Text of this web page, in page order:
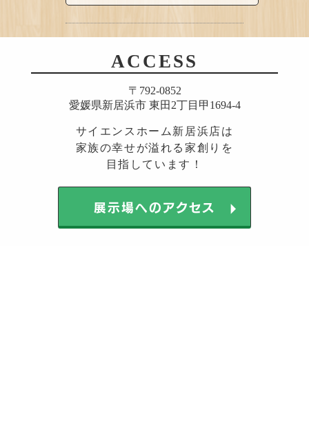
ACCESS
〒792-0852
愛媛県新居浜市 東田2丁目甲1694-4
サイエンスホーム新居浜店は
家族の幸せが溢れる家創りを
目指しています！
展示場へのアクセス arrow_right